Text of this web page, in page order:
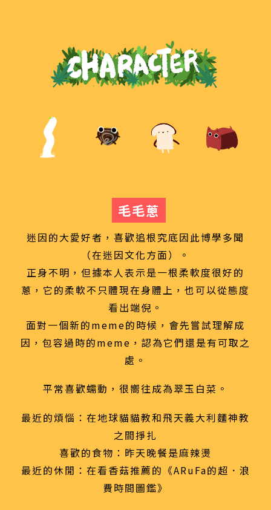
毛毛蔥
迷因的大愛好者，喜歡追根究底因此博學多聞
（在迷因文化方面）。
正身不明，但據本人表示是一根柔軟度很好的
蔥，它的柔軟不只體現在身體上，也可以從態度
看出端倪。
面對一個新的meme的時候，會先嘗試理解成
因，包容過時的meme，認為它們還是有可取之
處。
平常喜歡蠕動，很嚮往成為翠玉白菜。
最近的煩惱：在地球貓貓教和飛天義大利麵神教
之間掙扎
喜歡的食物：昨天晚餐是麻辣燙
最近的休閒：在看香菇推薦的《ARuFa的超．浪
費時間圖鑑》